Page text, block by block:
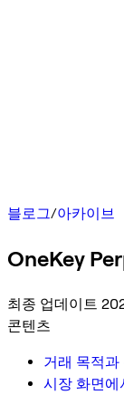
블로그/아카이브
OneKey
최종 업데이트
콘텐츠
거래 목적
시장 화면에